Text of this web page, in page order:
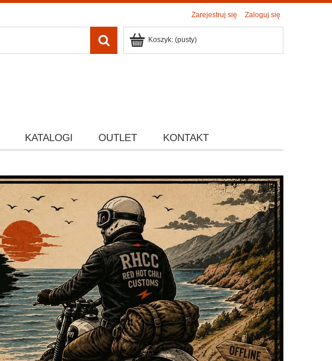
Zarejestruj się Zaloguj się
Koszyk: (pusty)
KATALOGI OUTLET KONTAKT